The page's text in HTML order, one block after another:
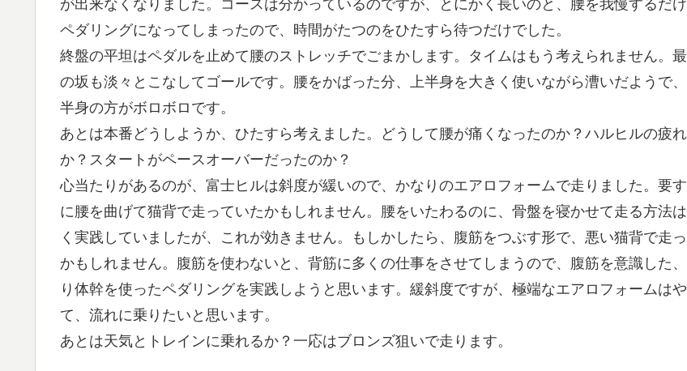
が出来なくなりました。コースは分かっているのですが、とにかく長いのと、腰を我慢するだ
ペダリングになってしまったので、時間がたつのをひたすら待つだけでした。
終盤の平坦はペダルを止めて腰のストレッチでごまかします。タイムはもう考えられません。
の坂も淡々とこなしてゴールです。腰をかばった分、上半身を大きく使いながら漕いだようで
半身の方がボロボロです。
あとは本番どうしようか、ひたすら考えました。どうして腰が痛くなったのか？ハルヒルの疲れ
か？スタートがペースオーバーだったのか？
心当たりがあるのが、富士ヒルは斜度が緩いので、かなりのエアロフォームで走りました。要
に腰を曲げて猫背で走っていたかもしれません。腰をいたわるのに、骨盤を寝かせて走る方法
く実践していましたが、これが効きません。もしかしたら、腹筋をつぶす形で、悪い猫背で走
かもしれません。腹筋を使わないと、背筋に多くの仕事をさせてしまうので、腹筋を意識した、
り体幹を使ったペダリングを実践しようと思います。緩斜度ですが、極端なエアロフォームは
て、流れに乗りたいと思います。
あとは天気とトレインに乗れるか？一応はブロンズ狙いで走ります。